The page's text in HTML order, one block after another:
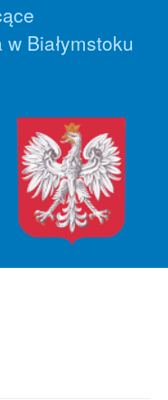
Białymstoku